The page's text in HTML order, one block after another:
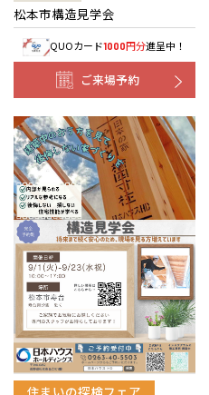
松本市構造見学会
QUOカード1000円分進呈中！
ご来場予約
住まいの探検フェア